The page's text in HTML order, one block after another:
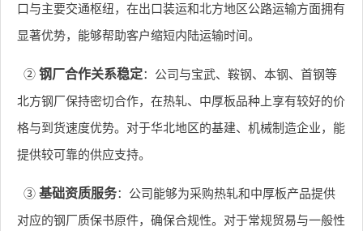
口与主要交通枢纽，在出口装运和北方地区公路运输方面拥有
显著优势，能够帮助客户缩短内陆运输时间。
② 钢厂合作关系稳定：公司与宝武、鞍钢、本钢、首钢等
北方钢厂保持密切合作，在热轧、中厚板品种上享有较好的价
格与到货速度优势。对于华北地区的基建、机械制造企业，能
提供较可靠的供应支持。
③ 基础资质服务：公司能够为采购热轧和中厚板产品提供
对应的钢厂质保书原件，确保合规性。对于常规贸易与一般性